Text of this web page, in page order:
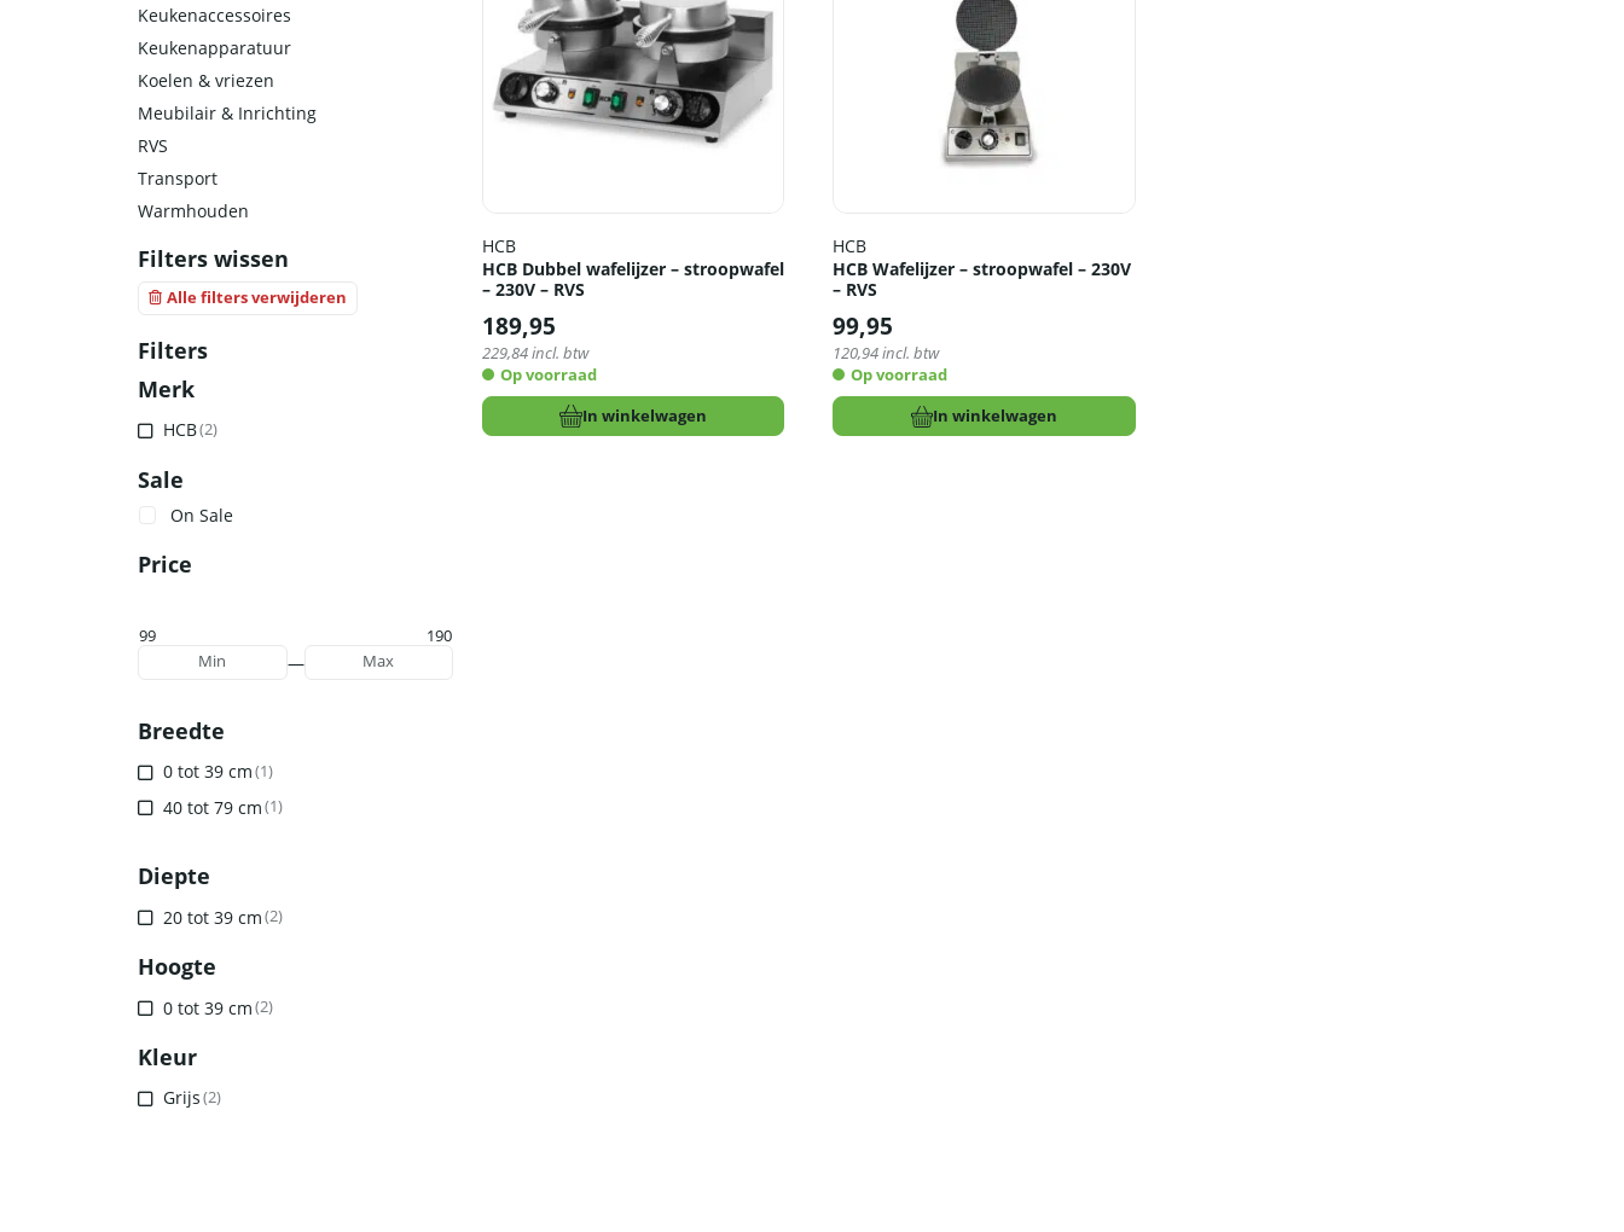
Keukenaccessoires
Keukenapparatuur
Koelen & vriezen
Meubilair & Inrichting
RVS
Transport
Warmhouden
Filters wissen
Alle filters verwijderen
Filters
Merk
HCB(2)
Sale
On Sale
Price
—
99 190
Breedte
0 tot 39 cm(1)
40 tot 79 cm(1)
Diepte
20 tot 39 cm(2)
Hoogte
0 tot 39 cm(2)
Kleur
Grijs(2)
HCB
HCB Dubbel wafelijzer – stroopwafel
– 230V – RVS
189,95
229,84incl. btw
Op voorraad
In winkelwagen
HCB
HCB Wafelijzer – stroopwafel – 230V
– RVS
99,95
120,94incl. btw
Op voorraad
In winkelwagen